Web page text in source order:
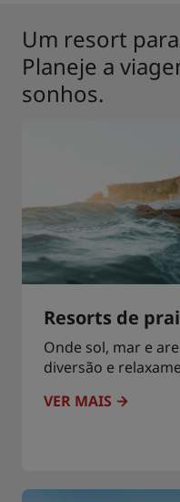
Um resort
Planeje a
sonhos.
Resorts de
Onde sol, mar e
diversão e
VER MAIS